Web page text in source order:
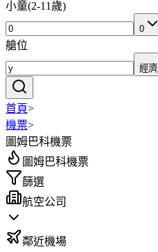
小童(2-11歲)
0
艙位
經
首頁>
機票>
圖姆巴科機票
圖姆巴科機票
篩選
航空公司
鄰近機場